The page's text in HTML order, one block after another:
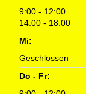
9:00 - 12:00
14:00 - 18:00
Mi:
Geschlossen
Do - Fr: